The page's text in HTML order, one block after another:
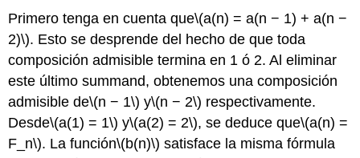
Primero tenga en cuenta que\(a(n) = a(n − 1) + a(n −
2)\). Esto se desprende del hecho de que toda
composición admisible termina en 1 ó 2. Al eliminar
este último summand, obtenemos una composición
admisible de\(n − 1\) y\(n − 2\) respectivamente.
Desde\(a(1) = 1\) y\(a(2) = 2\), se deduce que\(a(n) =
F_n\). La función\(b(n)\) satisface la misma fórmula